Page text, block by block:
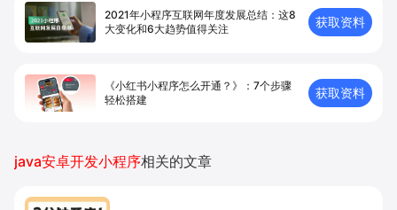
2021年小程序互联网年度发展总结：这8
大变化和6大趋势值得关注
获取资料
《小红书小程序怎么开通？》：7个步骤
轻松搭建
获取资料
java安卓开发小程序相关的文章